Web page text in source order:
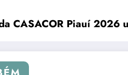
CASACOR Piauí 2026